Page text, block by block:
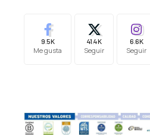
9.5K
Me gusta
41.4K
Seguir
6.6K
Seguir